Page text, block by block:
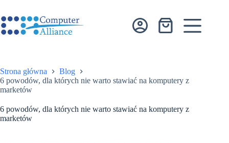
treści
Koszyk
Strona główna
Blog
6 powodów, dla których nie warto stawiać na komputery z
marketów
6 powodów, dla których nie warto stawiać na komputery z
marketów